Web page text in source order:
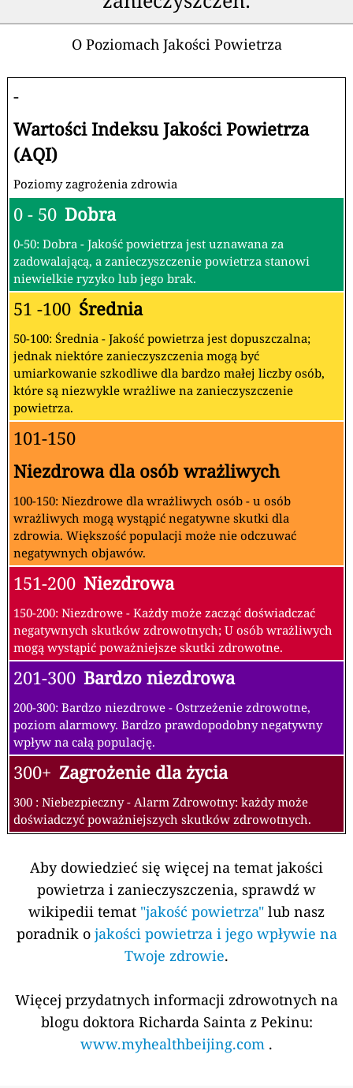
O Poziomach Jakości Powietrza
-
Wartości Indeksu Jakości Powietrza
(AQI)
Poziomy zagrożenia zdrowia
0 - 50 Dobra
0-50: Dobra - Jakość powietrza jest uznawana za
zadowalającą, a zanieczyszczenie powietrza stanowi
niewielkie ryzyko lub jego brak.
51 -100 Średnia
50-100: Średnia - Jakość powietrza jest dopuszczalna;
jednak niektóre zanieczyszczenia mogą być
umiarkowanie szkodliwe dla bardzo małej liczby osób,
które są niezwykle wrażliwe na zanieczyszczenie
powietrza.
101-150
Niezdrowa dla osób wrażliwych
100-150: Niezdrowe dla wrażliwych osób - u osób
wrażliwych mogą wystąpić negatywne skutki dla
zdrowia. Większość populacji może nie odczuwać
negatywnych objawów.
151-200 Niezdrowa
150-200: Niezdrowe - Każdy może zacząć doświadczać
negatywnych skutków zdrowotnych; U osób wrażliwych
mogą wystąpić poważniejsze skutki zdrowotne.
201-300 Bardzo niezdrowa
200-300: Bardzo niezdrowe - Ostrzeżenie zdrowotne,
poziom alarmowy. Bardzo prawdopodobny negatywny
wpływ na całą populację.
300+ Zagrożenie dla życia
300 : Niebezpieczny - Alarm Zdrowotny: każdy może
doświadczyć poważniejszych skutków zdrowotnych.
Aby dowiedzieć się więcej na temat jakości
powietrza i zanieczyszczenia, sprawdź w
wikipedii temat "jakość powietrza" lub nasz
poradnik o jakości powietrza i jego wpływie na
Twoje zdrowie.
Więcej przydatnych informacji zdrowotnych na
blogu doktora Richarda Sainta z Pekinu:
www.myhealthbeijing.com .